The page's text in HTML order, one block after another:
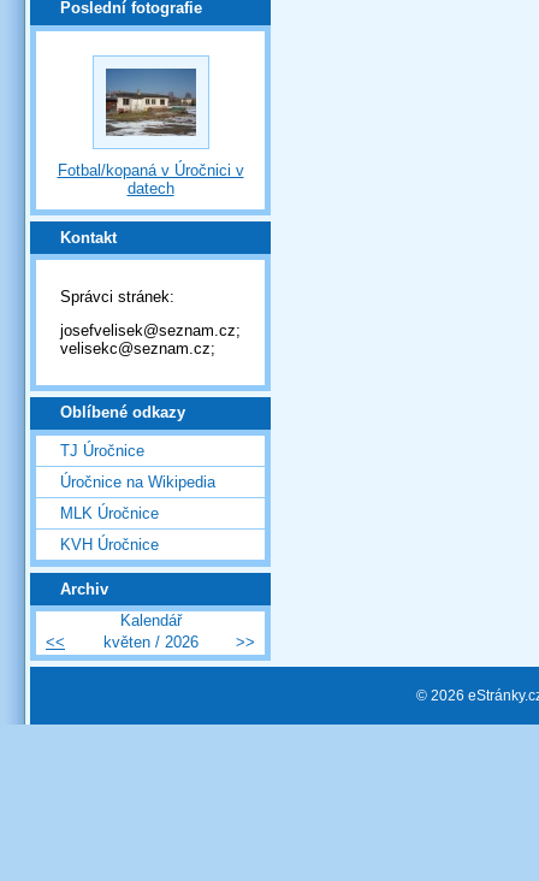
Poslední fotografie
Fotbal/kopaná v Úročnici v
datech
Kontakt
Správci stránek:
josefvelisek@seznam.cz;
velisekc@seznam.cz;
Oblíbené odkazy
TJ Úročnice
Úročnice na Wikipedia
MLK Úročnice
KVH Úročnice
Archiv
Kalendář
<<
květen / 2026 >>
© 2026